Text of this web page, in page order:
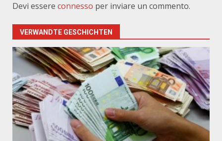
Devi essere connesso per inviare un commento.
VERWANDTE GESCHICHTEN